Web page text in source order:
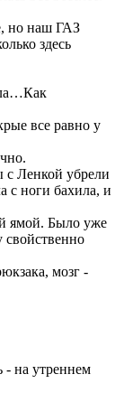
но наш ГАЗ
здесь
все равно у
с Ленкой убрели
с ноги бахила, и
ямой. Было уже
мозг -
- на утреннем